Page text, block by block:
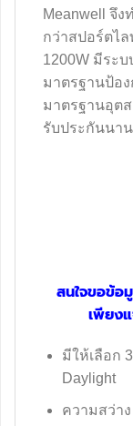
Meanwell จึ
กว่าสปอร์ตไ
1200W มีระ
มาตรฐานป้อ
มาตรฐานอุต
รับประกันนาน
สนใจขอข้อ
เพียงแ
มีให้เลือก
Daylight
ความสว่าง